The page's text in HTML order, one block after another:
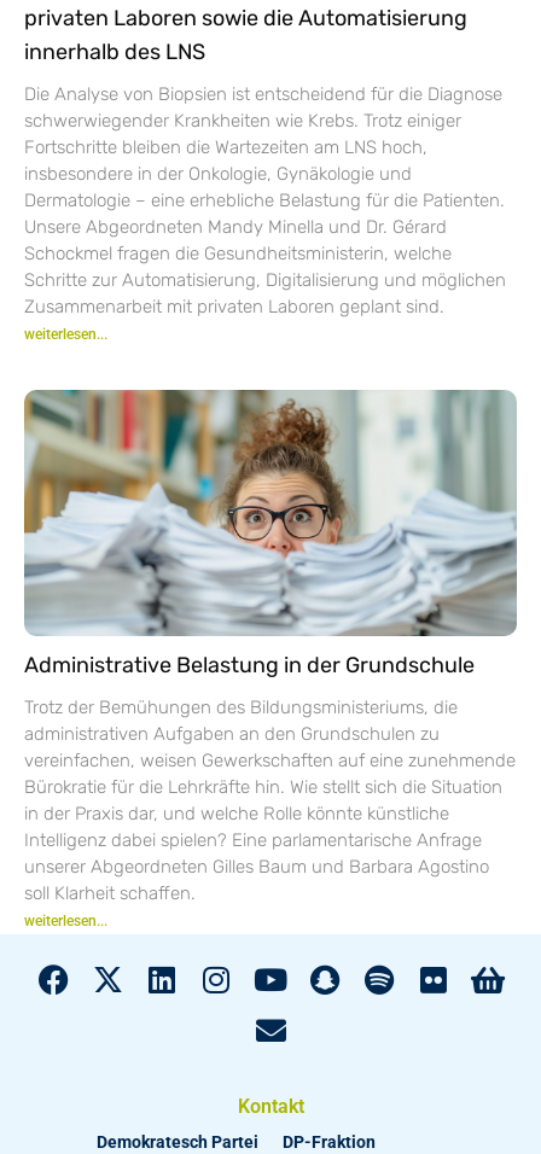
privaten Laboren sowie die Automatisierung
innerhalb des LNS
Die Analyse von Biopsien ist entscheidend für die Diagnose
schwerwiegender Krankheiten wie Krebs. Trotz einiger
Fortschritte bleiben die Wartezeiten am LNS hoch,
insbesondere in der Onkologie, Gynäkologie und
Dermatologie – eine erhebliche Belastung für die Patienten.
Unsere Abgeordneten Mandy Minella und Dr. Gérard
Schockmel fragen die Gesundheitsministerin, welche
Schritte zur Automatisierung, Digitalisierung und möglichen
Zusammenarbeit mit privaten Laboren geplant sind.
weiterlesen...
Administrative Belastung in der Grundschule
Trotz der Bemühungen des Bildungsministeriums, die
administrativen Aufgaben an den Grundschulen zu
vereinfachen, weisen Gewerkschaften auf eine zunehmende
Bürokratie für die Lehrkräfte hin. Wie stellt sich die Situation
in der Praxis dar, und welche Rolle könnte künstliche
Intelligenz dabei spielen? Eine parlamentarische Anfrage
unserer Abgeordneten Gilles Baum und Barbara Agostino
soll Klarheit schaffen.
weiterlesen...
Kontakt
Demokratesch Partei DP-Fraktion